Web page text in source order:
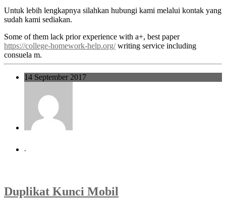
Untuk lebih lengkapnya silahkan hubungi kami melalui kontak yang
sudah kami sediakan.
Some of them lack prior experience with a+, best paper
https://college-homework-help.org/writing service including
consuela m.
14 September 2017
-
Duplikat Kunci Mobil